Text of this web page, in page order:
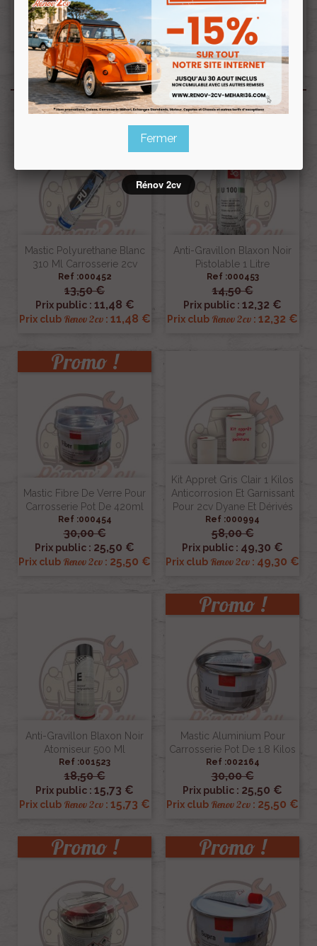
Ceci pourra donc retarder le départ de la
commande d’une semaine.??
Produits associés
Mastic Polyurethane Blanc
310 Ml Carrosserie 2cv
Ref :000452
13,50 €
Prix public : 11,48 €
Prix club Renov 2cv: 11,48 €
Anti-Gravillon Blaxon Noir
Pistolable 1 Litre
Ref :000453
14,50 €
Prix public : 12,32 €
Prix club Renov 2cv : 12,32 €
Mastic Fibre De Verre Pour
Carrosserie Pot De 420ml
Ref :000454
30,00 €
Prix public : 25,50 €
Prix club Renov 2cv : 25,50 €
Promo !
Kit Appret Gris Clair 1 Kilos
Anticorrosion Et Garnissant
Pour 2cv Dyane Et Dérivés
Ref :000994
58,00 €
Prix public : 49,30 €
Prix club Renov 2cv : 49,30 €
Anti-Gravillon Blaxon Noir
Atomiseur 500 Ml
Ref :001523
18,50 €
Prix public : 15,73 €
Prix club Renov 2cv : 15,73 €
Mastic Aluminium Pour
Carrosserie Pot De 1.8 Kilos
Ref :002164
30,00 €
Prix public : 25,50 €
Prix club Renov 2cv : 25,50 €
Promo !
Promo ! Promo !
Fermer
Rénov 2cv